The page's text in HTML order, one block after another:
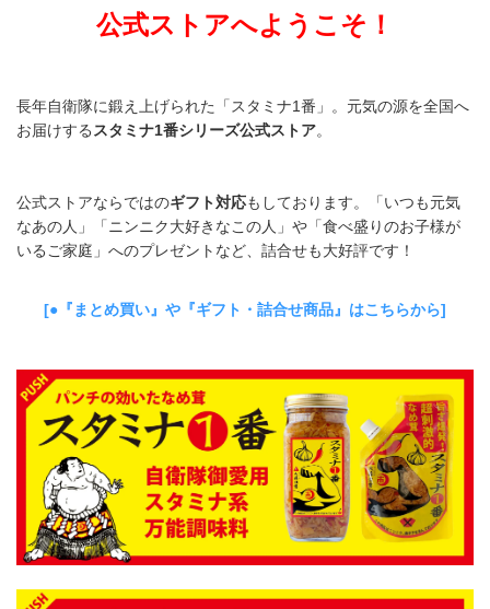
公式ストアへようこそ！
長年自衛隊に鍛え上げられた「スタミナ1番」。元気の源を全国へ
お届けする スタミナ1番シリーズ公式ストア。
公式ストアならではのギフト対応もしております。「いつも元気
なあの人」「ニンニク大好きなこの人」や「食べ盛りのお子様が
いるご家庭」へのプレゼントなど、詰合せも大好評です！
[●『まとめ買い』や『ギフト・詰合せ商品』はこちらから]